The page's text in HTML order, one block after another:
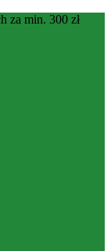
za min. 300 zł